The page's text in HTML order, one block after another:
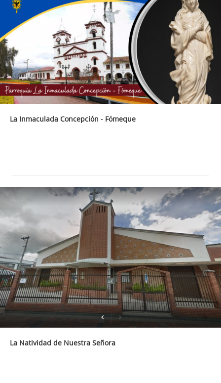
La Inmaculada Concepción - Fómeque
La Natividad de Nuestra Señora